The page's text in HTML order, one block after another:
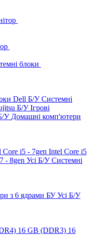
блоки
Dell Б/УСистемні
Б/УІгрові
У Домашні комп'ютери
Core i5 - 7gen Intel Core i5
- 8gen Усі Б/У Системні
з 6 ядрами БУУсі Б/У
16 GB (DDR3) 16